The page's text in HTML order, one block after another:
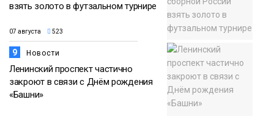
взять золото в футзальном турнире
07 августа 523
9 Новости
Ленинский проспект частично
закроют в связи с Днём рождения
«Башни»